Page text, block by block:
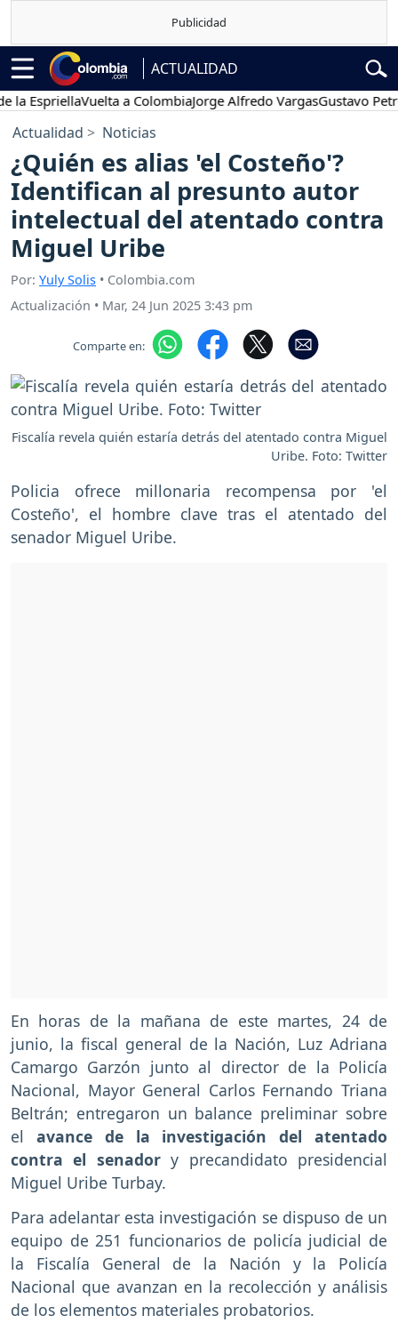
ACTUALIDAD
Vuelta a ColombiaJorge Alfredo VargasGustavo Petro
Actualidad Noticias
¿Quién es alias 'el Costeño'?
Identifican al presunto autor
intelectual del atentado contra
Miguel Uribe
Por: Yuly Solis • Colombia.com
Actualización • Mar, 24 Jun 2025 3:43 pm
Comparte en:
Fiscalía revela quién estaría detrás del atentado contra Miguel
Uribe. Foto: Twitter
Policia ofrece millonaria recompensa por 'el
Costeño', el hombre clave tras el atentado del
senador Miguel Uribe.
En horas de la mañana de este martes, 24 de
junio, la fiscal general de la Nación, Luz Adriana
Camargo Garzón junto al director de la Policía
Nacional, Mayor General Carlos Fernando Triana
Beltrán; entregaron un balance preliminar sobre
el avance de la investigación del atentado
contra el senadory precandidato presidencial
Miguel Uribe Turbay.
Para adelantar esta investigación se dispuso de un
equipo de 251 funcionarios de policía judicial de
la Fiscalía General de la Nación y la Policía
Nacional que avanzan en la recolección y análisis
de los elementos materiales probatorios.